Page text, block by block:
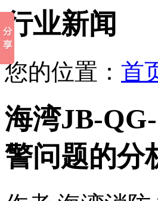
行业新闻
您的位置： 首
海湾JB-
警问题的分